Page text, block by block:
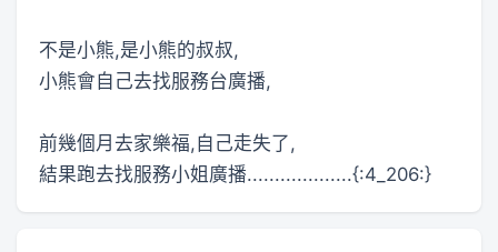
不是小熊,是小熊的叔叔,
小熊會自己去找服務台廣播,
前幾個月去家樂福,自己走失了,
結果跑去找服務小姐廣播...................{:4_206:}